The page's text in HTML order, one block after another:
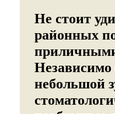
Не стоит
районных
Независимо
небольшой